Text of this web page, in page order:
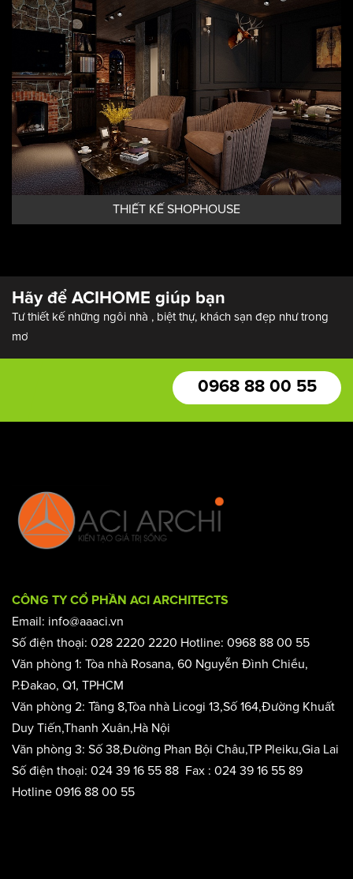
THIẾT KẾ SHOPHOUSE
Hãy để ACIHOME giúp bạn
Tư thiết kế những ngôi nhà , biệt thự, khách sạn đẹp như trong
mơ
0968 88 00 55
CÔNG TY CỔ PHẦN ACI ARCHITECTS
Email: info@aaaci.vn
Số điện thoại: 028 2220 2220 Hotline: 0968 88 00 55
Văn phòng 1: Tòa nhà Rosana, 60 Nguyễn Đình Chiểu,
P.Đakao, Q1, TPHCM
Văn phòng 2: Tầng 8,Tòa nhà Licogi 13,Số 164,Đường Khuất
Duy Tiến,Thanh Xuân,Hà Nội
Văn phòng 3: Số 38,Đường Phan Bội Châu,TP Pleiku,Gia Lai
Số điện thoại: 024 39 16 55 88 Fax : 024 39 16 55 89
Hotline 0916 88 00 55